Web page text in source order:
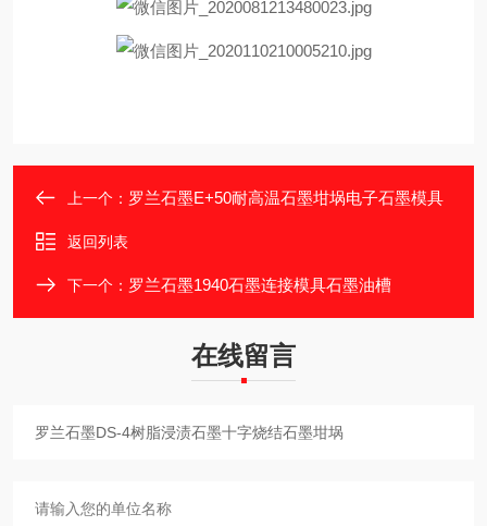
上一个： 罗兰石墨E+50耐高温石墨坩埚电子石墨模具
返回列表
下一个： 罗兰石墨1940石墨连接模具石墨油槽
在线留言